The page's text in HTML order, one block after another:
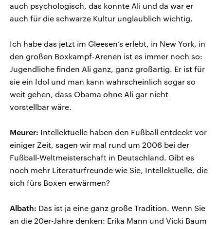
auch psychologisch, das konnte Ali und da war er
auch für die schwarze Kultur unglaublich wichtig.
Ich habe das jetzt im Gleesen’s erlebt, in New York, in
den großen Boxkampf-Arenen ist es immer noch so:
Jugendliche finden Ali ganz, ganz großartig. Er ist für
sie ein Idol und man kann wahrscheinlich sogar so
weit gehen, dass Obama ohne Ali gar nicht
vorstellbar wäre.
Meurer: Intellektuelle haben den Fußball entdeckt vor
einiger Zeit, sagen wir mal rund um 2006 bei der
Fußball-Weltmeisterschaft in Deutschland. Gibt es
noch mehr Literaturfreunde wie Sie, Intellektuelle, die
sich fürs Boxen erwärmen?
Albath: Das ist ja eine ganz große Tradition. Wenn Sie
an die 20er-Jahre denken: Erika Mann und Vicki Baum